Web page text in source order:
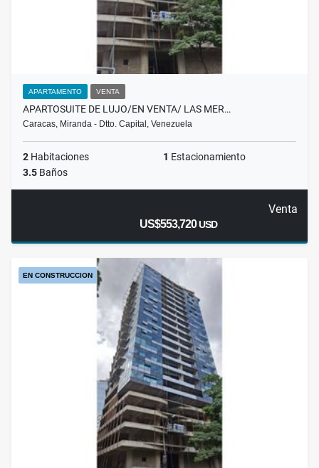
APARTAMENTO VENTA
APARTOSUITE DE LUJO/EN VENTA/ LAS MER…
Caracas, Miranda - Dtto. Capital, Venezuela
2 Habitaciones 1 Estacionamiento
3.5 Baños
Venta
US$553,720USD
EN CONSTRUCCION